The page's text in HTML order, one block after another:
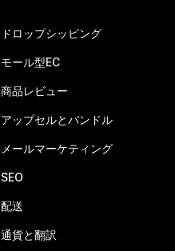
ドロップシッピング
モール型EC
商品レビュー
アップセルとバンドル
メールマーケティング
SEO
配送
通貨と翻訳